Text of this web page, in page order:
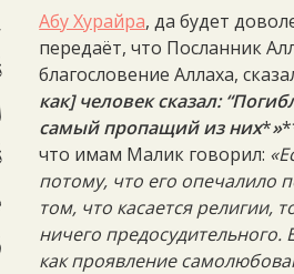
Абу Хурайра, да будет
передаёт, что Посланник
благословение Аллаха,
как] человек сказал:
самый пропащий из них*»
что имам Малик говорил:
потому, что его опечалило
том, что касается религии,
ничего предосудительного.
как проявление